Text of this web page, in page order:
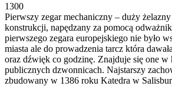
1300
Pierwszy zegar mechaniczny – duży
konstrukcji, napędzany za pomocą
pierwszego zegara europejskiego nie było
miasta ale do prowadzenia tarcz która
oraz dźwięk co godzinę. Znajduje się one w
publicznych dzwonnicach. Najstarszy
zbudowany w 1386 roku Katedra w